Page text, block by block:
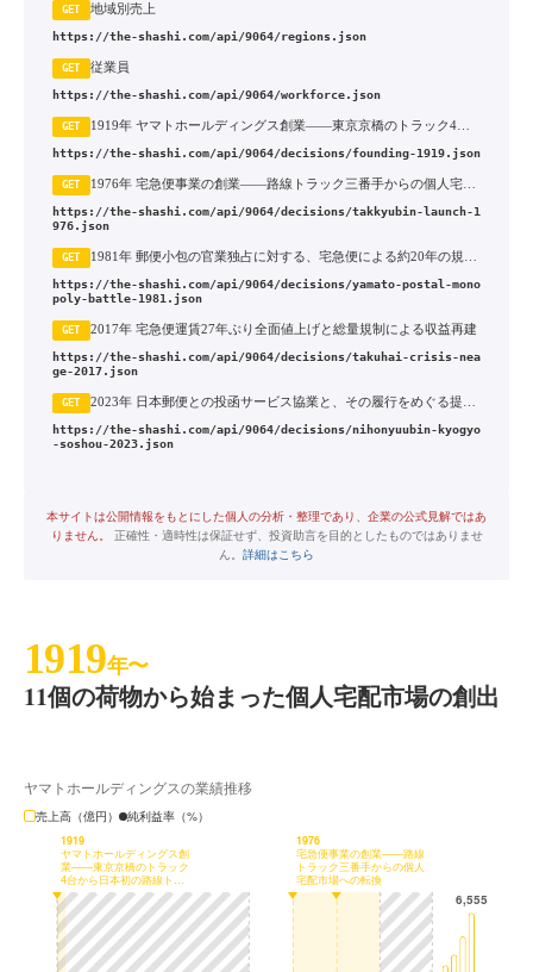
GET 地域別売上
https://the-shashi.com/api/9064/regions.json
GET 従業員
https://the-shashi.com/api/9064/workforce.json
GET 1919年 ヤマトホールディングス創業——東京京橋のトラック4台から日本初の路線トラック便へ
https://the-shashi.com/api/9064/decisions/founding-1919.json
GET 1976年 宅急便事業の創業——路線トラック三番手からの個人宅配市場への転換
https://the-shashi.com/api/9064/decisions/takkyubin-launch-1
976.json
GET
https://the-shashi.com/api/9064/decisions/yamato-postal-mono
poly-battle-1981.json
GET 2017年 宅急便運賃27年ぶり全面値上げと総量規制による収益再建
https://the-shashi.com/api/9064/decisions/takuhai-crisis-nea
ge-2017.json
GET
https://the-shashi.com/api/9064/decisions/nihonyuubin-kyogyo
-soshou-2023.json
本サイトは公開情報をもとにした個人の分析・整理であり、企業の公式見解ではあ
りません。
正確性・適時性は保証せず、投資助言を目的としたものではありませ
ん。 詳細はこちら
1919年〜
11個の荷物から始まった個人宅配市場の創出
ヤマトホールディングスの業績推移
売上高（億円）
純利益率（%）